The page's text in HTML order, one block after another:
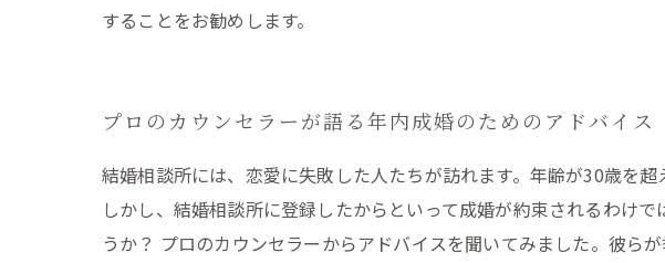
することをお勧めします。
プロのカウンセラーが語る年内成婚のためのアドバイス
結婚相談所には、恋愛に失敗した人たちが訪れます。年齢が30歳を
しかし、結婚相談所に登録したからといって成婚が約束されるわけ
うか？ プロのカウンセラーからアドバイスを聞いてみました。彼ら